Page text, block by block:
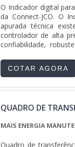
O Indicador digital
da Connect-JCO. O
apurada técnica
controlador de alta
confiabilidade,
COTAR AGORA
QUADRO DE
MAIS ENERGIA
Quadro de